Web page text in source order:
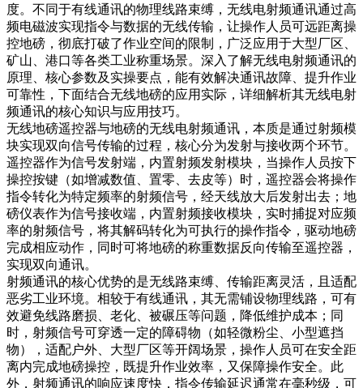
度。不同于有线通讯的物理线路束缚，无线电射频通讯通过高
频电磁波实现指令与数据的无线传输，让操作人员可远距离操
控地磅，彻底打破了作业空间的限制，广泛应用于大型厂区、
矿山、港口等各类工业称重场景。深入了解无线电射频通讯的
原理、核心参数及实操要点，能有效解决通讯故障、提升作业
可靠性，下面结合无线地磅的应用实际，详细解析其无线电射
频通讯的核心知识与应用技巧。
无线地磅遥控器与地磅的无线电射频通讯，本质是通过射频模
块实现双向信号传输的过程，核心分为发射与接收两个环节。
遥控器作为信号发射端，内置射频发射模块，当操作人员按下
操控按键（如增减数值、置零、去皮等）时，遥控器会将操作
指令转化为特定频率的射频信号，经天线放大后发射出去；地
磅仪表作为信号接收端，内置射频接收模块，实时捕捉对应频
率的射频信号，将其解码转化为可执行的操作指令，驱动地磅
完成相应动作，同时可将地磅的称重数据反向传输至遥控器，
实现双向通讯。
射频通讯的核心优势的是无线路束缚、传输距离灵活，且适配
恶劣工业环境。相较于有线通讯，其无需铺设物理线路，可有
效避免线路磨损、老化、被碾压等问题，降低维护成本；同
时，射频信号可穿透一定的障碍物（如轻微粉尘、小型遮挡
物），适配户外、大型厂区等开阔场景，操作人员可在安全距
离内完成地磅操控，既提升作业效率，又保障操作安全。此
外，射频通讯的响应速度快，指令传输延迟通常在毫秒级，可